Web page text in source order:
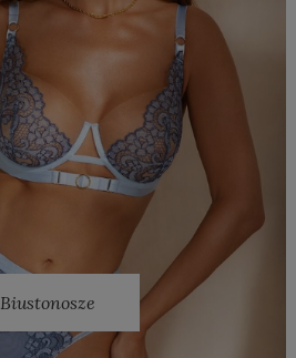
Biustonosze